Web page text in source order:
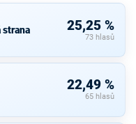
strana 25,25 %
73 hlasů
22,49 %
65 hlasů